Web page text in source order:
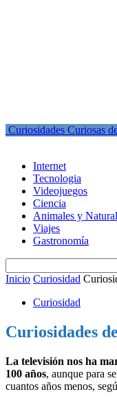
Curiosidades Curiosas
Internet
Tecnologia
Videojuegos
Ciencia
Animales y
Viajes
Gastronomía
Inicio Curiosidad
Curiosidad
Curiosidades
La televisión nos ha
100 años, aunque para
cuantos años menos,